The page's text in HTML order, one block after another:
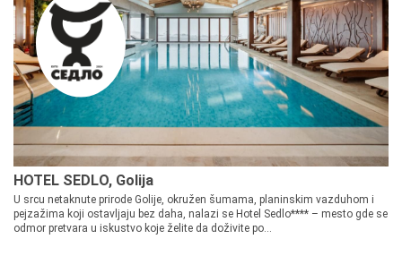
HOTEL SEDLO, Golija
U srcu netaknute prirode Golije, okružen šumama, planinskim vazduhom i
pejzažima koji ostavljaju bez daha, nalazi se Hotel Sedlo**** – mesto gde se
odmor pretvara u iskustvo koje želite da doživite po...